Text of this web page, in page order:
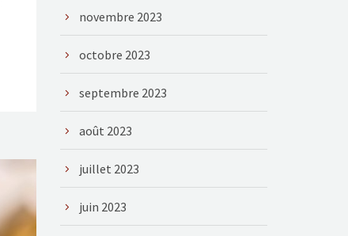
novembre 2023
octobre 2023
septembre 2023
août 2023
juillet 2023
juin 2023